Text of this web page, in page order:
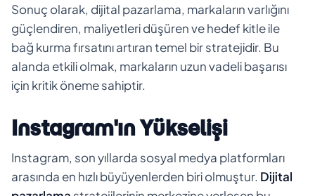
Sonuç olarak, dijital pazarlama, markaların varlığını
güçlendiren, maliyetleri düşüren ve hedef kitle ile
bağ kurma fırsatını artıran temel bir stratejidir. Bu
alanda etkili olmak, markaların uzun vadeli başarısı
için kritik öneme sahiptir.
Instagram'ın Yükselişi
Instagram, son yıllarda sosyal medya platformları
arasında en hızlı büyüyenlerden biri olmuştur. Dijital